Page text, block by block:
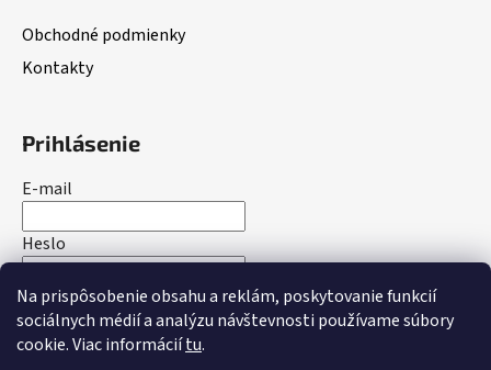
Na prispôsobenie obsahu a reklám, poskytovanie funkcií
sociálnych médií a analýzu návštevnosti používame súbory
cookie. Viac informáciítu.
Obchodné podmienky
Kontakty
Prihlásenie
E-mail
Heslo
PRIHLÁSIŤ SA
Nová registráciaZabudnuté heslo